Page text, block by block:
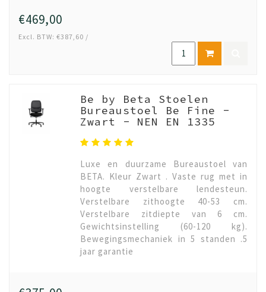
€469,00
Excl. BTW: €387,60 /
Be by Beta Stoelen
Bureaustoel Be Fine -
Zwart - NEN EN 1335
Luxe en duurzame Bureaustoel van
BETA. Kleur Zwart . Vaste rug met in
hoogte verstelbare lendesteun.
Verstelbare zithoogte 40-53 cm.
Verstelbare zitdiepte van 6 cm.
Gewichtsinstelling (60-120 kg).
Bewegingsmechaniek in 5 standen .5
jaar garantie